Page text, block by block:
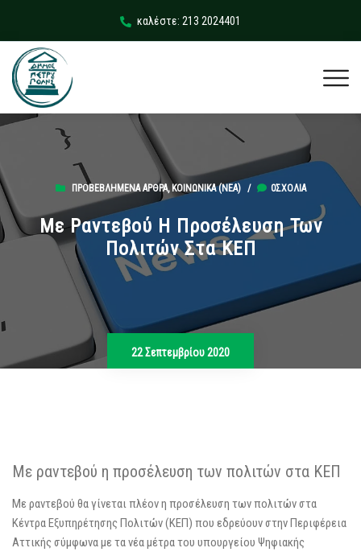
καλέστε: 213 2024401
ΠΡΟΒΕΒΛΗΜΈΝΑ ΆΡΘΡΑ, ΚΟΙΝΩΝΙΚΆ (ΝΕΑ)/ 0ΣΧΌΛΙΑ
Με Ραντεβού Η Προσέλευση Των
Πολιτών Στα ΚΕΠ
22 Σεπτεμβρίου 2020
Με ραντεβού η προσέλευση των πολιτών στα ΚΕΠ
Με ραντεβού θα γίνεται πλέον η προσέλευση των πολιτών στα
Κέντρα Εξυπηρέτησης Πολιτών (ΚΕΠ) που εδρεύουν στην Περιφέρεια
Αττικής σύμφωνα με τα νέα μέτρα του υπουργείου Ψηφιακής